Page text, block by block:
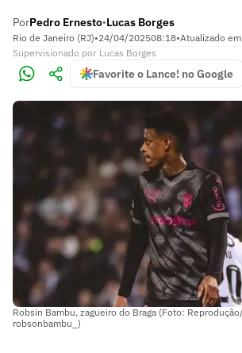
PorPedro Ernesto•Lucas Borges
Rio de Janeiro (RJ)•24/04/202508:18•Atualizado em
Supervisionado por Lucas Borges
Favorite o Lance! no Google
Robsin Bambu, zagueiro do Braga (Foto:
robsonbambu_)